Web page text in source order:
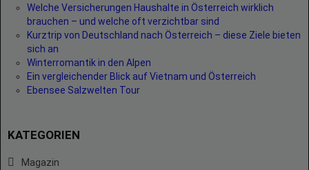
Welche Versicherungen Haushalte in Österreich wirklich
brauchen – und welche oft verzichtbar sind
Kurztrip von Deutschland nach Österreich – diese Ziele bieten
sich an
Winterromantik in den Alpen
Ein vergleichender Blick auf Vietnam und Österreich
Ebensee Salzwelten Tour
KATEGORIEN
Magazin